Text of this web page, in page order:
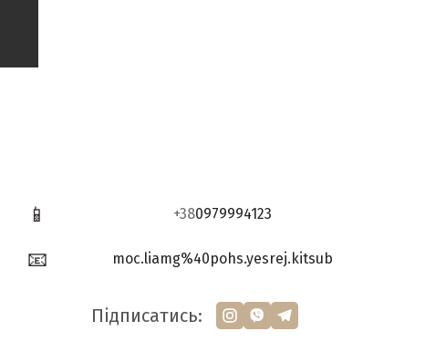
📱 +380979994123
📧 moc.liamg%40pohs.yesrej.kitsub
Підписатись: